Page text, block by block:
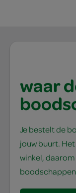
waar
Je bestelt de
jouw buurt.
winkel, daarom